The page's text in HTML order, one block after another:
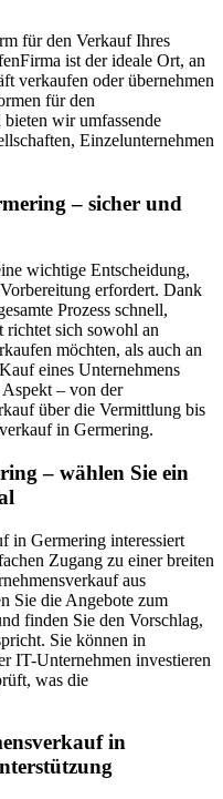
für den Verkauf Ihres
ist der ideale Ort, an
verkaufen oder übernehmen
für den
wir umfassende
Einzelunternehmen
– sicher und
wichtige Entscheidung,
erfordert. Dank
Prozess schnell,
richtet sich sowohl an
möchten, als auch an
eines Unternehmens
– von der
über die Vermittlung bis
in Germering.
– wählen Sie ein
in Germering interessiert
Zugang zu einer breiten
aus
Sie die Angebote zum
finden Sie den Vorschlag,
Sie können in
IT-Unternehmen investieren
was die
in